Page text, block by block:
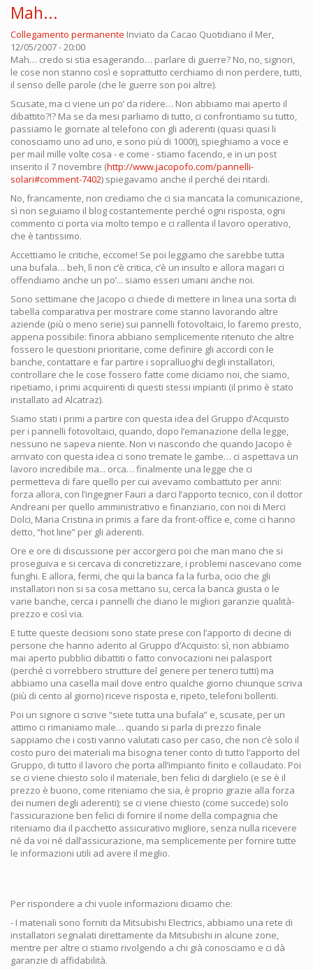
Mah...
Collegamento permanente Inviato da Cacao Quotidiano il Mer,
12/05/2007 - 20:00
Mah… credo si stia esagerando… parlare di guerre? No, no, signori,
le cose non stanno così e soprattutto cerchiamo di non perdere, tutti,
il senso delle parole (che le guerre son poi altre).
Scusate, ma ci viene un po’ da ridere… Non abbiamo mai aperto il
dibattito?!? Ma se da mesi parliamo di tutto, ci confrontiamo su tutto,
passiamo le giornate al telefono con gli aderenti (quasi quasi li
conosciamo uno ad uno, e sono più di 1000!), spieghiamo a voce e
per mail mille volte cosa - e come - stiamo facendo, e in un post
inserito il 7 novembre (http://www.jacopofo.com/pannelli-
solari#comment-7402) spiegavamo anche il perché dei ritardi.
No, francamente, non crediamo che ci sia mancata la comunicazione,
sì non seguiamo il blog costantemente perché ogni risposta, ogni
commento ci porta via molto tempo e ci rallenta il lavoro operativo,
che è tantissimo.
Accettiamo le critiche, eccome! Se poi leggiamo che sarebbe tutta
una bufala… beh, lì non c’è critica, c’è un insulto e allora magari ci
offendiamo anche un po’... siamo esseri umani anche noi.
Sono settimane che Jacopo ci chiede di mettere in linea una sorta di
tabella comparativa per mostrare come stanno lavorando altre
aziende (più o meno serie) sui pannelli fotovoltaici, lo faremo presto,
appena possibile: finora abbiano semplicemente ritenuto che altre
fossero le questioni prioritarie, come definire gli accordi con le
banche, contattare e far partire i sopralluoghi degli installatori,
controllare che le cose fossero fatte come diciamo noi, che siamo,
ripetiamo, i primi acquirenti di questi stessi impianti (il primo è stato
installato ad Alcatraz).
Siamo stati i primi a partire con questa idea del Gruppo d’Acquisto
per i pannelli fotovoltaici, quando, dopo l’emanazione della legge,
nessuno ne sapeva niente. Non vi nascondo che quando Jacopo è
arrivato con questa idea ci sono tremate le gambe… ci aspettava un
lavoro incredibile ma... orca… finalmente una legge che ci
permetteva di fare quello per cui avevamo combattuto per anni:
forza allora, con l’ingegner Fauri a darci l’apporto tecnico, con il dottor
Andreani per quello amministrativo e finanziario, con noi di Merci
Dolci, Maria Cristina in primis a fare da front-office e, come ci hanno
detto, “hot line” per gli aderenti.
Ore e ore di discussione per accorgerci poi che man mano che si
proseguiva e si cercava di concretizzare, i problemi nascevano come
funghi. E allora, fermi, che qui la banca fa la furba, ocio che gli
installatori non si sa cosa mettano su, cerca la banca giusta o le
varie banche, cerca i pannelli che diano le migliori garanzie qualità-
prezzo e così via.
E tutte queste decisioni sono state prese con l’apporto di decine di
persone che hanno aderito al Gruppo d’Acquisto: sì, non abbiamo
mai aperto pubblici dibattiti o fatto convocazioni nei palasport
(perché ci vorrebbero strutture del genere per tenerci tutti) ma
abbiamo una casella mail dove entro qualche giorno chiunque scriva
(più di cento al giorno) riceve risposta e, ripeto, telefoni bollenti.
Poi un signore ci scrive “siete tutta una bufala” e, scusate, per un
attimo ci rimaniamo male… quando si parla di prezzo finale
sappiamo che i costi vanno valutati caso per caso, che non c’è solo il
costo puro dei materiali ma bisogna tener conto di tutto l’apporto del
Gruppo, di tutto il lavoro che porta all’impianto finito e collaudato. Poi
se ci viene chiesto solo il materiale, ben felici di darglielo (e se è il
prezzo è buono, come riteniamo che sia, è proprio grazie alla forza
dei numeri degli aderenti); se ci viene chiesto (come succede) solo
l’assicurazione ben felici di fornire il nome della compagnia che
riteniamo dia il pacchetto assicurativo migliore, senza nulla ricevere
né da voi né dall’assicurazione, ma semplicemente per fornire tutte
le informazioni utili ad avere il meglio.
Per rispondere a chi vuole informazioni diciamo che:
- I materiali sono forniti da Mitsubishi Electrics, abbiamo una rete di
installatori segnalati direttamente da Mitsubishi in alcune zone,
mentre per altre ci stiamo rivolgendo a chi già conosciamo e ci dà
garanzie di affidabilità.